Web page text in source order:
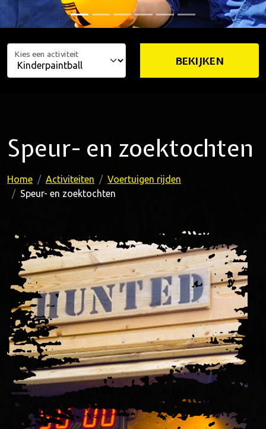
Kies een activiteit BEKIJKEN
Speur- en zoektochten
Home Activiteiten
Voertuigen rijden
Speur- en zoektochten